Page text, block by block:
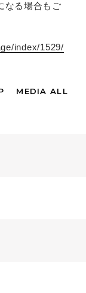
なる場合もご
index/1529/
MEDIA ALL